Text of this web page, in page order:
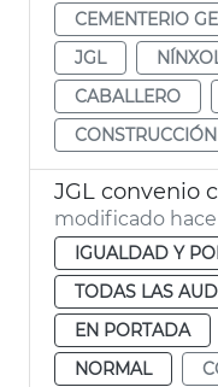
CEMENTERIO
JGL
CABALLERO
CONSTRUCCIÓN
modificado hace
IGUALDAD Y
TODAS LAS
EN PORTADA
NORMAL